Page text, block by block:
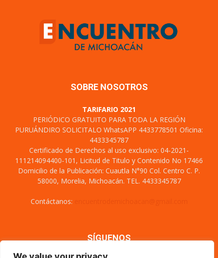
SOBRE NOSOTROS
TARIFARIO 2021
PERIÓDICO GRATUITO PARA TODA LA REGIÓN
PURUÁNDIRO SOLICITALO WhatsAPP 4433778501 Oficina:
4433345787
Certificado de Derechos al uso exclusivo: 04-2021-
111214094400-101, Licitud de Titulo y Contenido No 17466
Domicilio de la Publicación: Cuautla N°90 Col. Centro C. P.
58000, Morelia, Michoacán. TEL. 4433345787
Contáctanos:
SÍGUENOS